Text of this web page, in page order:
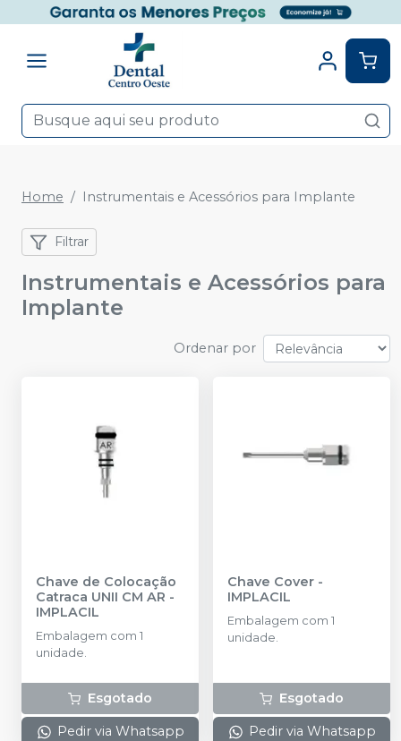
Home Instrumentais e Acessórios para Implante
Filtrar
Instrumentais e Acessórios para
Implante
Ordenar por
Chave de Colocação
Catraca UNII CM AR -
IMPLACIL
Embalagem com 1
unidade.
Esgotado
Pedir via Whatsapp
Chave Cover -
IMPLACIL
Embalagem com 1
unidade.
Esgotado
Pedir via Whatsapp